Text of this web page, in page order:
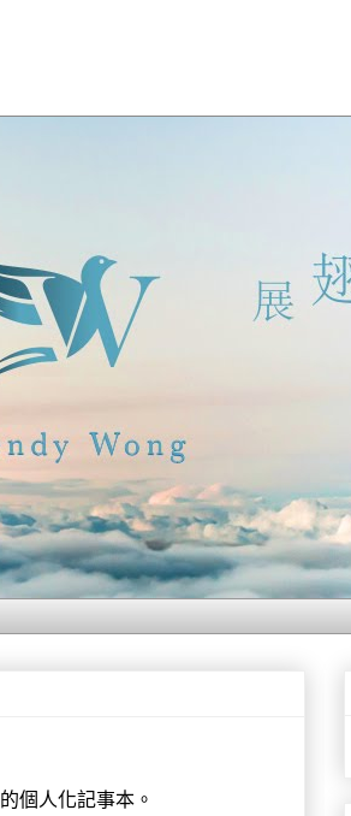
的個人化記事本。